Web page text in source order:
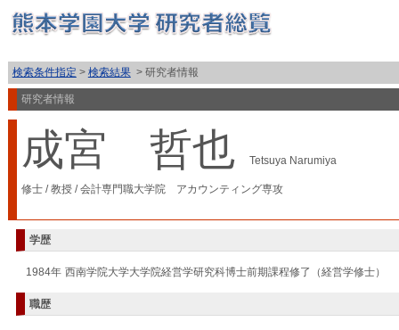
検索条件指定 > 検索結果> 研究者情報
研究者情報
成宮 哲也 Tetsuya Narumiya
修士/教授/会計専門職大学院 アカウンティング専攻
学歴
1984年 西南学院大学大学院経営学研究科博士前期課程修了（経営学修士）
職歴